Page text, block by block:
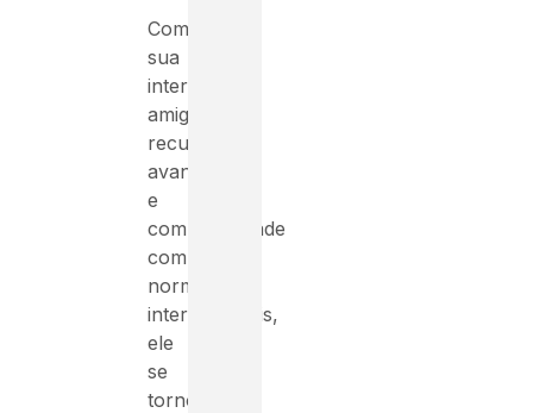
Com
sua
interface
amigável,
recursos
avançados
e
compatibilidade
com
normas
internacionais,
ele
se
tornou